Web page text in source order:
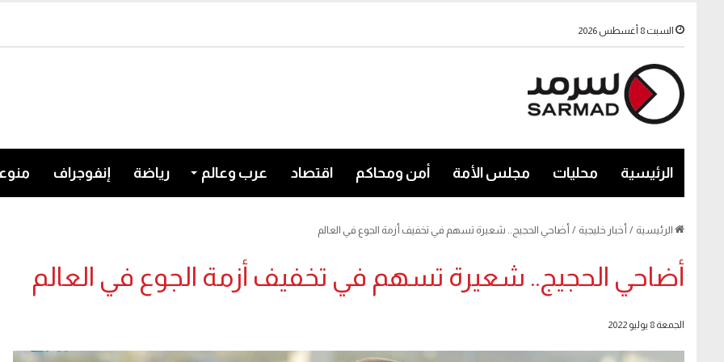
السبت 8 أغسطس 2026
الرئيسية محليات مجلس الأمة أمن ومحاكم اقتصاد عرب وعالم رياضة إنفوجراف
الرئيسية / أخبار خليجية / أضاحي الحجيج.. شعيرة تسهم في تخفيف أزمة الجوع في العالم
أضاحي الحجيج.. شعيرة تسهم في تخفيف أزمة الجوع في العالم
الجمعة 8 يوليو 2022